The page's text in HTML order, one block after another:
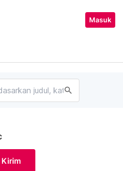
Masuk
search
Kirim